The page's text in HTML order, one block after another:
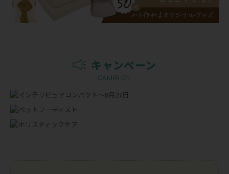
キャンペーン
CAMPAIGN